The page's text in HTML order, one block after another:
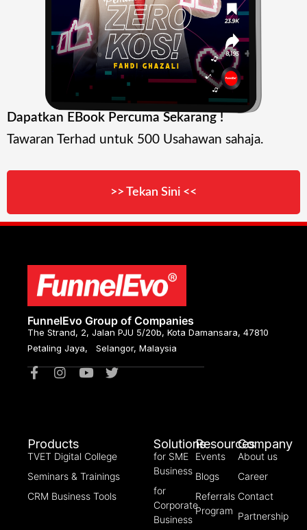
Dapatkan EBook Percuma Sekarang !
Tawaran Terhad untuk 500 Usahawan sahaja.
>> Tekan Sini <<
FunnelEvo Group of Companies
The Strand, 2, Jalan PJU 5/20b, Kota Damansara, 47810
Petaling Jaya, Selangor, Malaysia
Products
TVET Digital College
Seminars & Trainings
CRM Business Tools
Solutions
for SME
Business
for
Corporate
Business
Resources
Events
Blogs
Referrals
Program
Company
About us
Career
Contact
Partnership